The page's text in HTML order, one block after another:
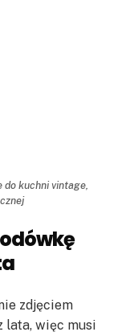
kuchni vintage,
zdjęciem
lata, więc musi